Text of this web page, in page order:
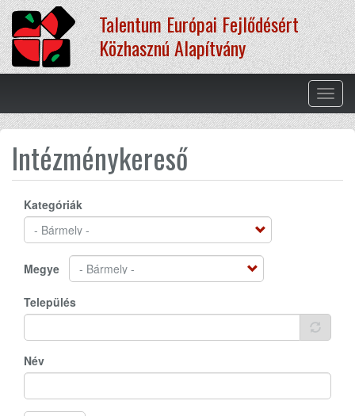
Ugrás
a
tartalomra
Talentum Európai Fejlődésért
Közhasznú Alapítvány
Intézménykereső
Kategóriák
Megye
Település
Név